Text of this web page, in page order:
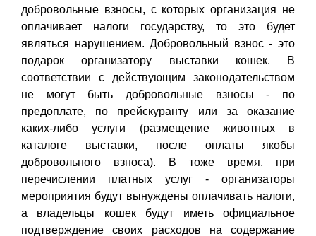
добровольные взносы, с которых организация не
оплачивает налоги государству, то это будет
являться нарушением. Добровольный взнос - это
подарок организатору выставки кошек. В
соответствии с действующим законодательством
не могут быть добровольные взносы - по
предоплате, по прейскуранту или за оказание
каких-либо услуги (размещение животных в
каталоге выставки, после оплаты якобы
добровольного взноса). В тоже время, при
перечислении платных услуг - организаторы
мероприятия будут вынуждены оплачивать налоги,
а владельцы кошек будут иметь официальное
подтверждение своих расходов на содержание